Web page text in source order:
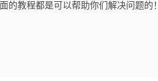
的教程都是可以帮助你们解决问题的！